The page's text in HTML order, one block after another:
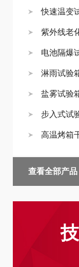
快速温变
紫外线老
电池隔爆
淋雨试验
盐雾试验
步入式试
高温烤箱
查看全部产品